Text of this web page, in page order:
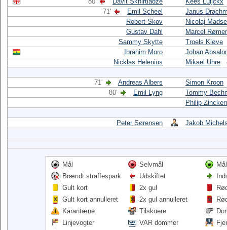
71'
Emil Scheel
Janus
Robert Skov
Nicolaj
Gustav Dahl
Marcel Rømer
Sammy Skytte
Troels Kløve
Ibrahim Moro
Johan
Nicklas Helenius
Mikael Uhre
71' Andreas Albers
Simon Kroon
80'
Emil Lyng
Tommy
Philip
Peter Sørensen Jakob
Mål Selvmål
Brændt straffespark
Udskiftet
Gult kort
2x gul
Gult kort annulleret
2x gul annulleret
Karantæne
Tilskuere
Linjevogter
VAR dommer